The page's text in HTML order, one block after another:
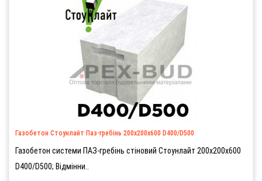
Газобетон Стоунлайт Паз-гребінь 200х200х600 D400/D500
Газобетон системи ПАЗ-гребінь стіновий Стоунлайт 200х200х600
D400/D500; Відмінни..